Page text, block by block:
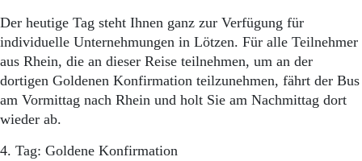
Der heutige Tag steht Ihnen ganz zur Verfügung für
individuelle Unternehmungen in Lötzen. Für alle Teilnehmer
aus Rhein, die an dieser Reise teilnehmen, um an der
dortigen Goldenen Konfirmation teilzunehmen, fährt der Bus
am Vormittag nach Rhein und holt Sie am Nachmittag dort
wieder ab.
4. Tag: Goldene Konfirmation